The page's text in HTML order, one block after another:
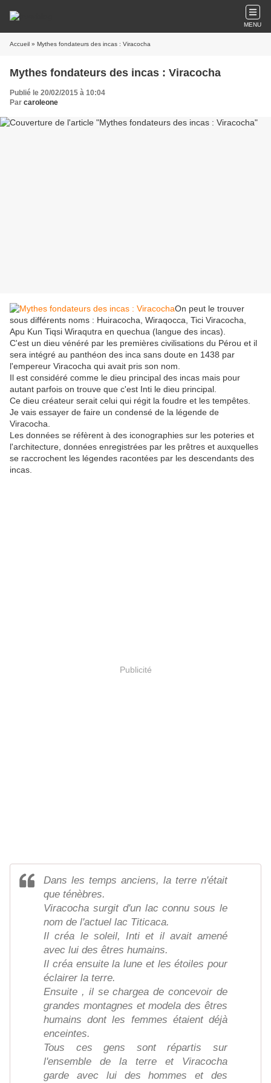
MENU
Accueil » Mythes fondateurs des incas : Viracocha
Mythes fondateurs des incas : Viracocha
Publié le 20/02/2015 à 10:04
Par caroleone
On peut le trouver
sous différents noms : Huiracocha, Wiraqocca, Tici Viracocha,
Apu Kun Tiqsi Wiraqutra en quechua (langue des incas).
C'est un dieu vénéré par les premières civilisations du Pérou et il
sera intégré au panthéon des inca sans doute en 1438 par
l'empereur Viracocha qui avait pris son nom.
Il est considéré comme le dieu principal des incas mais pour
autant parfois on trouve que c'est Inti le dieu principal.
Ce dieu créateur serait celui qui régit la foudre et les tempêtes.
Je vais essayer de faire un condensé de la légende de
Viracocha.
Les données se réfèrent à des iconographies sur les poteries et
l'architecture, données enregistrées par les prêtres et auxquelles
se raccrochent les légendes racontées par les descendants des
incas.
Publicité
Dans les temps anciens, la terre n'était
que ténèbres.
Viracocha surgit d'un lac connu sous le
nom de l'actuel lac Titicaca.
Il créa le soleil, Inti et il avait amené
avec lui des êtres humains.
Il créa ensuite la lune et les étoiles pour
éclairer la terre.
Ensuite , il se chargea de concevoir de
grandes montagnes et modela des êtres
humains dont les femmes étaient déjà
enceintes.
Tous ces gens sont répartis sur
l'ensemble de la terre et Viracocha
garde avec lui des hommes et des